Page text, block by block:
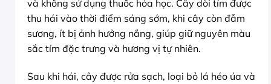
và không sử dụng thuốc hóa học. Cây dòi tím được
thu hái vào thời điểm sáng sớm, khi cây còn đẫm
sương, ít bị ảnh hưởng nắng, giúp giữ nguyên màu
sắc tím đặc trưng và hương vị tự nhiên.
Sau khi hái, cây được rửa sạch, loại bỏ lá héo úa và